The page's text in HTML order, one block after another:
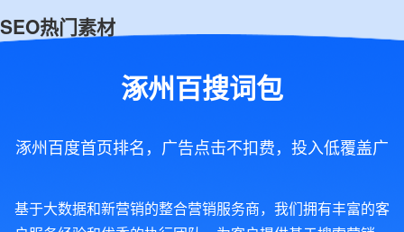
SEO热门素材
涿州百搜词包
涿州百度首页排名，广告点击不扣费，投入低覆盖广
基于大数据和新营销的整合营销服务商，我们拥有丰富的客